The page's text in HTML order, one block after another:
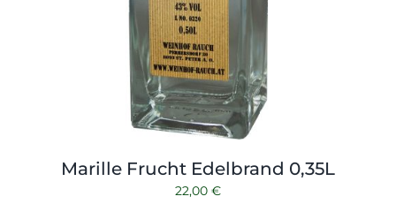
Marille Frucht Edelbrand 0,35L
22,00 €